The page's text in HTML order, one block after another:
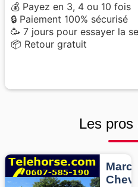
💰 Payez en 3, 4 ou 10 fois
🔒 Paiement 100% sécurisé
🥳 7 jours pour essayer la
📦 Retour gratuit
Les pros